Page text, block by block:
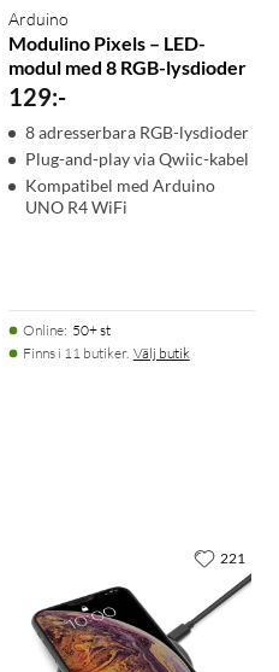
Arduino
Modulino Pixels – LED-
modul med 8 RGB-lysdioder
129:-
8 adresserbara RGB-lysdioder
Plug-and-play via Qwiic-kabel
Kompatibel med Arduino
UNO R4 WiFi
Online: 50+ st
Finns i 11 butiker. Välj butik
221